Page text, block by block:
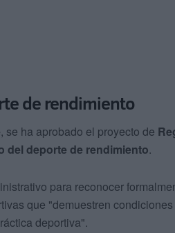
de rendimiento
, se ha aprobado el proyecto de
del deporte de rendimiento.
para reconocer
que "demuestren
deportiva".